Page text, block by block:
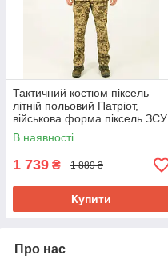
Тактичний костюм піксель
літній польовий Патріот,
військова форма піксель ЗСУ
ріпстоп
В наявності
1 739 ₴ 1 889 ₴
Купити
Про нас